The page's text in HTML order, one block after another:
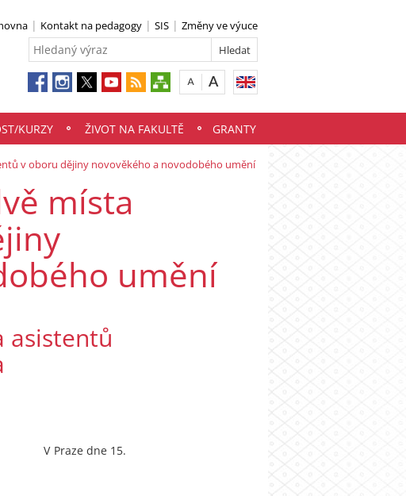
Kontakt na pedagogy SIS Změny ve výuce
KURZY ŽIVOT NA FAKULTĚ GRANTY
v oboru dějiny novověkého a novodobého umění
místa
umění
asistentů
dne 15.